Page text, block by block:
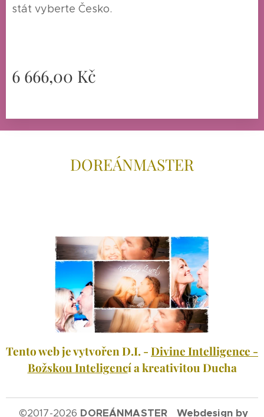
stát vyberte Česko.
6 666,00 Kč
DOREÁNMASTER
Tento web je vytvořen D.I. -Divine Intelligence -
Božskou Inteligencí a kreativitou Ducha
©2017-2026 DOREÁNMASTER Webdesign by